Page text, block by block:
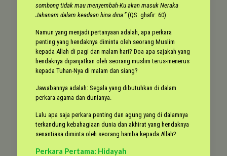
sombong tidak mau menyembah-Ku akan masuk Neraka
Jahanam dalam keadaan hina dina.”(QS. ghafir: 60)
Namun yang menjadi pertanyaan adalah, apa perkara
penting yang hendaknya diminta oleh seorang Muslim
kepada Allah di pagi dan malam hari? Doa apa sajakah yang
hendaknya dipanjatkan oleh seorang muslim terus-menerus
kepada Tuhan-Nya di malam dan siang?
Jawabannya adalah: Segala yang dibutuhkan di dalam
perkara agama dan dunianya.
Lalu apa saja perkara penting dan agung yang di dalamnya
terkandung kebahagiaan dunia dan akhirat yang hendaknya
senantiasa diminta oleh seorang hamba kepada Allah?
Perkara Pertama: Hidayah